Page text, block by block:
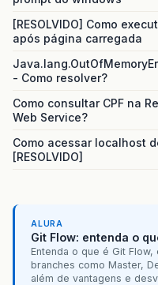
[RESOLVIDO] Como
após página carregada
- Como resolver?
Como consultar CPF na
Web Service?
Como acessar localhost
[RESOLVIDO]
ALURA
Git Flow: entenda o
Entenda o que é Git
branches como Master,
além de vantagens e